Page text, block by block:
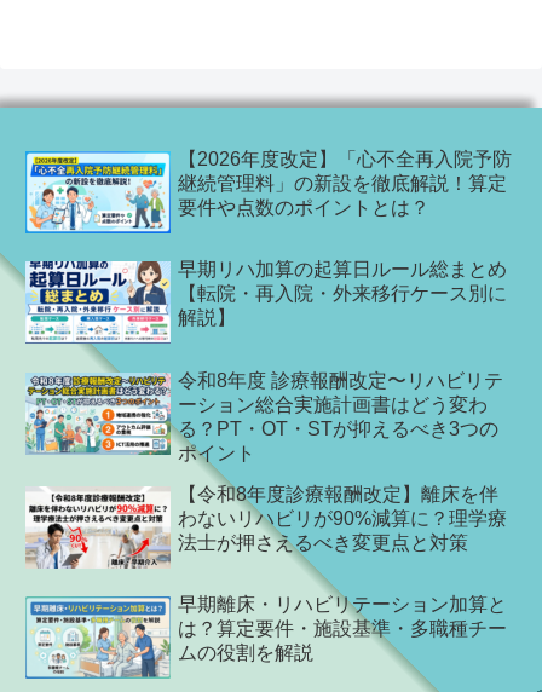
【2026年度改定】「心不全再入院予防
継続管理料」の新設を徹底解説！算定
要件や点数のポイントとは？
早期リハ加算の起算日ルール総まとめ
【転院・再入院・外来移行ケース別に
解説】
令和8年度 診療報酬改定〜リハビリテ
ーション総合実施計画書はどう変わ
る？PT・OT・STが抑えるべき3つの
ポイント
【令和8年度診療報酬改定】離床を伴
わないリハビリが90%減算に？理学療
法士が押さえるべき変更点と対策
早期離床・リハビリテーション加算と
は？算定要件・施設基準・多職種チー
ムの役割を解説